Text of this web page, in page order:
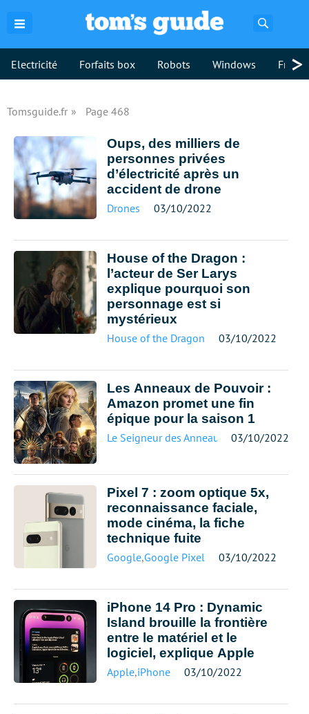
Electricité Forfaits box Robots Windows >
Tomsguide.fr Page 468
Oups, des milliers de
personnes privées
d’électricité après un
accident de drone
Drones 03/10/2022
House of the Dragon :
l’acteur de Ser Larys
explique pourquoi son
personnage est si
mystérieux
House of the Dragon 03/10/2022
Les Anneaux de Pouvoir :
Amazon promet une fin
épique pour la saison 1
Le Seigneur des Anneaux 03/10/2022
Pixel 7 : zoom optique 5x,
reconnaissance faciale,
mode cinéma, la fiche
technique fuite
Google,Google Pixel 03/10/2022
iPhone 14 Pro : Dynamic
Island brouille la frontière
entre le matériel et le
logiciel, explique Apple
Apple,iPhone 03/10/2022